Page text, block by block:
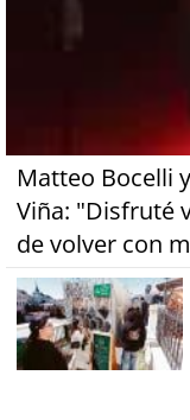
Matteo Bocelli
Viña: "Disfruté
de volver con